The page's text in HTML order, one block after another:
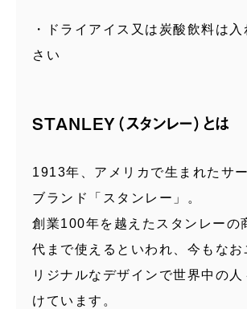
・ドライアイス又は炭酸飲料は
さい
STANLEY（スタンレー）とは
1913年、アメリカで生まれたサ
ブランド「スタンレー」。
創業100年を越えたスタンレーの
代まで使えるといわれ、今もなお
リジナルなデザインで世界中の
けています。